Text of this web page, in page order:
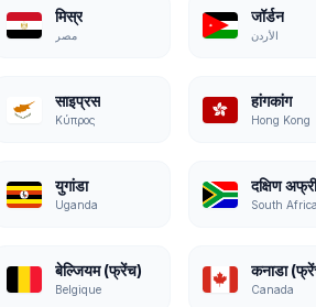
मिस्र
مصر
जॉर्डन
الأردن
साइप्रस
Κύπρος
हांगकांग
Hong Kong
युगांडा
Uganda
दक्षिण
South Africa
बेल्जियम (फ्रेंच)
Belgique
कनाडा
Canada